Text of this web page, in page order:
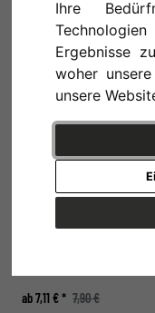
Ihre
Ergebnisse
woher
unsere
ab 7,11 € * 7,90 €
ab 7,11 € * 7,90 €